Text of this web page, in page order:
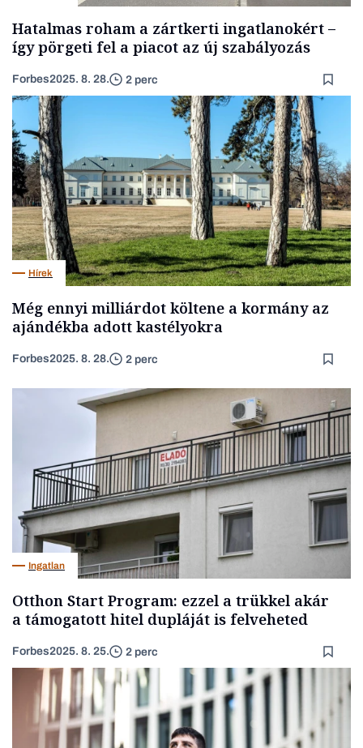
Hatalmas roham a zártkerti ingatlanokért –
így pörgeti fel a piacot az új szabályozás
Forbes2025. 8. 28. 2 perc
Hírek
Még ennyi milliárdot költene a kormány az
ajándékba adott kastélyokra
Forbes2025. 8. 28. 2 perc
Ingatlan
Otthon Start Program: ezzel a trükkel akár
a támogatott hitel dupláját is felveheted
Forbes2025. 8. 25. 2 perc